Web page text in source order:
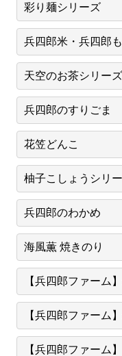
彩り麺シリーズ
兵四郎米・兵四郎
天空のお茶シリー
兵四郎のすりごま
花笠どんこ
柚子こしょうシリ
兵四郎のわかめ
海風薫 焼きのり
【兵四郎ファーム
【兵四郎ファーム
【兵四郎ファーム